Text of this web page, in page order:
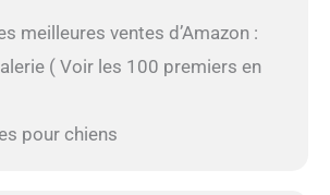
meilleures ventes d’Amazon :
( Voir les 100 premiers en
pour chiens